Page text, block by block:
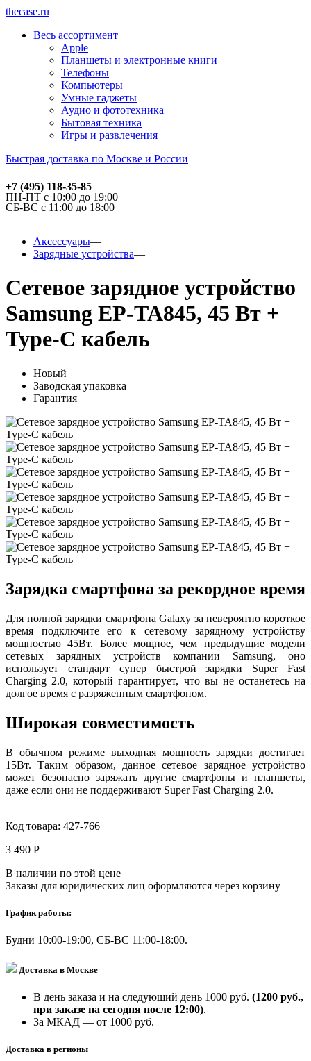
thecase.ru
Весь ассортимент
Apple
Планшеты и электронные книги
Телефоны
Компьютеры
Умные гаджеты
Аудио и фототехника
Бытовая техника
Игры и развлечения
Быстрая доставка по Москве и России
+7 (495) 118-35-85
ПН-ПТ с 10:00 до 19:00
СБ-ВС с 11:00 до 18:00
Аксессуары
Зарядные устройства
Сетевое зарядное устройство
Samsung EP-TA845, 45 Вт +
Type-C кабель
Новый
Заводская упаковка
Гарантия
Зарядка смартфона за рекордное время
Для полной зарядки смартфона Galaxy за невероятно короткое
время подключите его к сетевому зарядному устройству
мощностью 45Вт. Более мощное, чем предыдущие модели
сетевых зарядных устройств компании Samsung, оно
использует стандарт супер быстрой зарядки Super Fast
Charging 2.0, который гарантирует, что вы не останетесь на
долгое время с разряженным смартфоном.
Широкая совместимость
В обычном режиме выходная мощность зарядки достигает
15Вт. Таким образом, данное сетевое зарядное устройство
может безопасно заряжать другие смартфоны и планшеты,
даже если они не поддерживают Super Fast Charging 2.0.
Код товара: 427-766
3 490 Р
В наличии по этой цене
Заказы для юридических лиц оформляются через корзину
График работы:
Будни 10:00-19:00, СБ-ВС 11:00-18:00.
Доставка в Москве
В день заказа и на следующий день 1000 руб. (1200 руб.,
при заказе на сегодня после 12:00).
За МКАД — от 1000 руб.
Доставка в регионы